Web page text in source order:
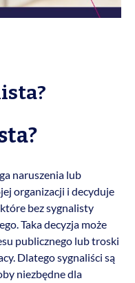
naruszenia lub
organizacji i decyduje
które bez sygnalisty
Taka decyzja może
publicznego lub troski
Dlatego sygnaliści są
niezbędne dla